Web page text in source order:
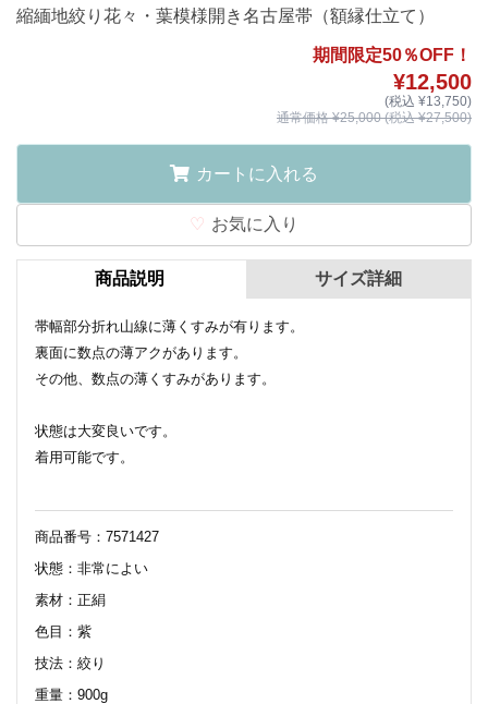
縮緬地絞り花々・葉模様開き名古屋帯（額縁仕立て）
期間限定50％OFF！
¥12,500
(税込 ¥13,750)
通常価格 ¥25,000 (税込 ¥27,500)
カートに入れる
お気に入り
商品説明
帯幅部分折れ山線に薄くすみが有ります。
裏面に数点の薄アクがあります。
その他、数点の薄くすみがあります。
状態は大変良いです。
着用可能です。
商品番号：7571427
状態：非常によい
素材：正絹
色目：紫
技法：絞り
重量：900g
サイズ詳細